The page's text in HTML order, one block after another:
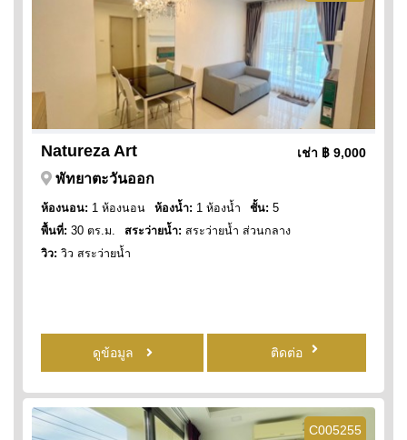
Natureza Art เช่า ฿ 9,000
พัทยาตะวันออก
ห้องนอน: 1 ห้องนอน ห้องน้ำ: 1 ห้องน้ำ ชั้น: 5
พื้นที่: 30 ตร.ม. สระว่ายน้ำ: สระว่ายน้ำ ส่วนกลาง
วิว: วิว สระว่ายน้ำ
ดูข้อมูล ติดต่อ
C005255